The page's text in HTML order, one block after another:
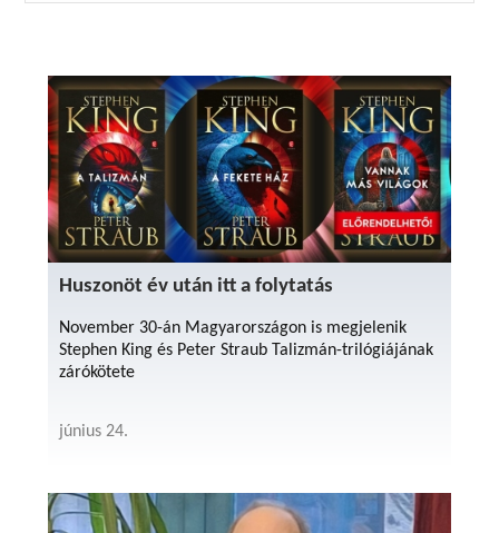
Huszonöt év után itt a folytatás
November 30-án Magyarországon is megjelenik
Stephen King és Peter Straub Talizmán-trilógiájának
zárókötete
június 24.